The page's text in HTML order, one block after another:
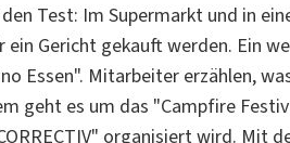
Test: Im Supermarkt und in
Gericht gekauft werden. Ein
Essen". Mitarbeiter erzählen,
geht es um das "Campfire
organisiert wird. Mit